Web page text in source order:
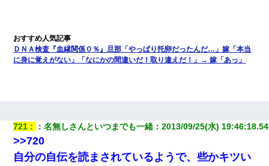
ＤＮＡ検査『血縁関係０％』旦那「やっぱり托卵だったんだ…」嫁「本当
に身に覚えがない」「なにかの間違いだ！取り違えだ！」→ 嫁「あっ」
721 ：名無しさんといつまでも一緒 ：2013/09/25(水)
>>720
自分の自伝を読まされているようで、些かキツい